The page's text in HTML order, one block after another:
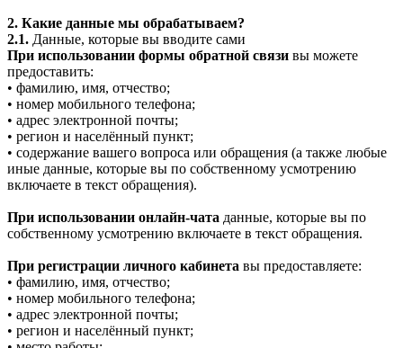
2. Какие данные мы обрабатываем?
2.1. Данные, которые вы вводите сами
При использовании формы обратной связи вы можете
предоставить:
• фамилию, имя, отчество;
• номер мобильного телефона;
• адрес электронной почты;
• регион и населённый пункт;
• содержание вашего вопроса или обращения (а также любые
иные данные, которые вы по собственному усмотрению
включаете в текст обращения).
При использовании онлайн-чата данные, которые вы по
собственному усмотрению включаете в текст обращения.
При регистрации личного кабинета вы предоставляете:
• фамилию, имя, отчество;
• номер мобильного телефона;
• адрес электронной почты;
• регион и населённый пункт;